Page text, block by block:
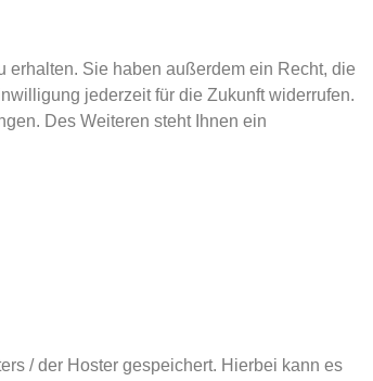
erhalten. Sie haben außerdem ein Recht, die
jederzeit für die Zukunft widerrufen.
Des Weiteren steht Ihnen ein
/ der Hoster gespeichert. Hierbei kann es